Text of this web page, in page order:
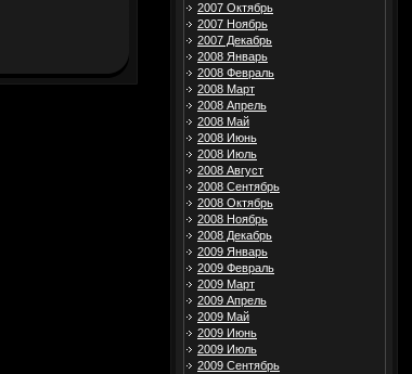
2007 Октябрь
2007 Ноябрь
2007 Декабрь
2008 Январь
2008 Февраль
2008 Март
2008 Апрель
2008 Май
2008 Июнь
2008 Июль
2008 Август
2008 Сентябрь
2008 Октябрь
2008 Ноябрь
2008 Декабрь
2009 Январь
2009 Февраль
2009 Март
2009 Апрель
2009 Май
2009 Июнь
2009 Июль
2009 Сентябрь